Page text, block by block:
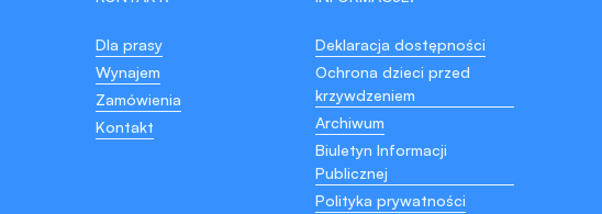
Dla prasy
Wynajem
Zamówienia
Kontakt
Deklaracja dostępności
Ochrona dzieci przed
krzywdzeniem
Archiwum
Biuletyn Informacji
Publicznej
Polityka prywatności